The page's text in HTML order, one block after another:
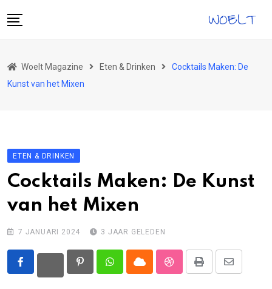
to
Gezondheid
Tech
Ontwikkeling
Mode
Woelt Magazine Eten & Drinken
Cocktails Maken: De
Kunst van het Mixen
ETEN & DRINKEN
Cocktails Maken: De Kunst
van het Mixen
7 JANUARI 2024 3 JAAR GELEDEN
PinterestWhatsappCloud StumbleUpon
Print
Share